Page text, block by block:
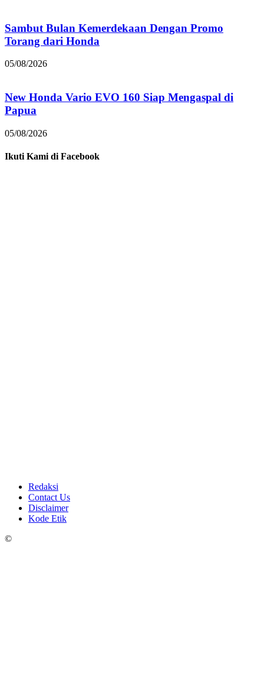
Sambut Bulan Kemerdekaan Dengan Promo
Torang dari Honda
05/08/2026
New Honda Vario EVO 160 Siap Mengaspal di
Papua
05/08/2026
Ikuti Kami di Facebook
Redaksi
Contact Us
Disclaimer
Kode Etik
©